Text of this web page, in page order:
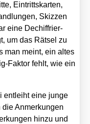
Ein­tritts­kar­ten,
Skiz­zen
eine Dechif­frier­
um das Rät­sel zu
man meint, ein altes
Fak­tor fehlt, wie ein
ent­leiht eine jun­ge
Anmer­kun­gen
hin­zu und